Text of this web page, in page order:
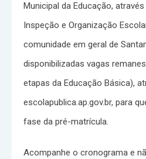
Municipal da Educação,
Inspeção e Organização
comunidade em geral de
disponibilizadas vagas
etapas da Educação Básica),
escolapublica.ap.gov.br, para
fase da pré-matrícula.
Acompanhe o cronograma e